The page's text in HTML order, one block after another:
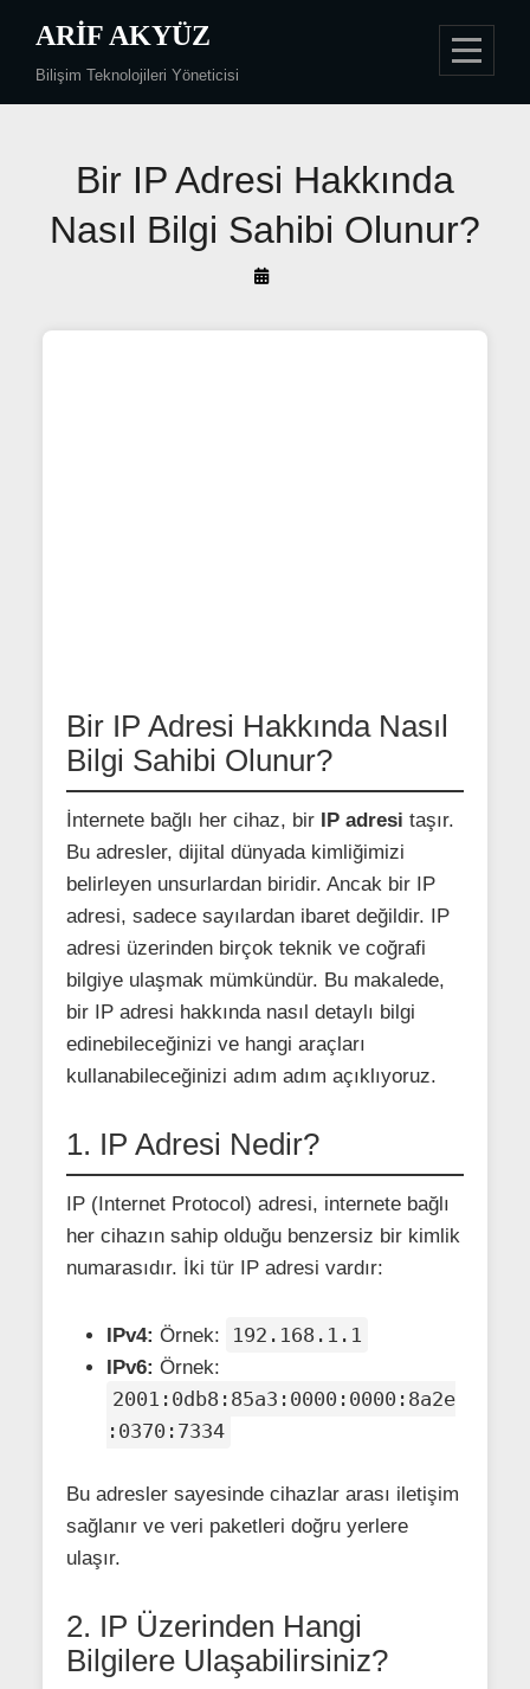
content
ARIF AKYÜZ
Bilişim Teknolojileri Yöneticisi
Bir IP Adresi Hakkında
Nasıl Bilgi Sahibi Olunur?
By
Akyüz
Bir IP Adresi Hakkında Nasıl
Bilgi Sahibi Olunur?
İnternete bağlı her cihaz, bir IP adresi taşır.
Bu adresler, dijital dünyada kimliğimizi
belirleyen unsurlardan biridir. Ancak bir IP
adresi, sadece sayılardan ibaret değildir. IP
adresi üzerinden birçok teknik ve coğrafi
bilgiye ulaşmak mümkündür. Bu makalede,
bir IP adresi hakkında nasıl detaylı bilgi
edinebileceğinizi ve hangi araçları
kullanabileceğinizi adım adım açıklıyoruz.
1. IP Adresi Nedir?
IP (Internet Protocol) adresi, internete bağlı
her cihazın sahip olduğu benzersiz bir kimlik
numarasıdır. İki tür IP adresi vardır:
IPv4: Örnek: 192.168.1.1
IPv6: Örnek:
2001:0db8:85a3:0000:0000:8a2e
:0370:7334
Bu adresler sayesinde cihazlar arası iletişim
sağlanır ve veri paketleri doğru yerlere
ulaşır.
2. IP Üzerinden Hangi
Bilgilere Ulaşabilirsiniz?
Yazı